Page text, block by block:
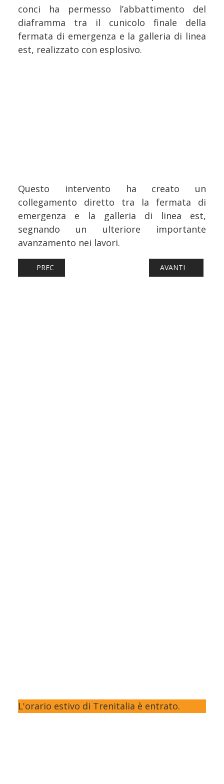
conci ha permesso l’abbattimento del
diaframma tra il cunicolo finale della
fermata di emergenza e la galleria di linea
est, realizzato con esplosivo.
Questo intervento ha creato un
collegamento diretto tra la fermata di
emergenza e la galleria di linea est,
segnando un ulteriore importante
avanzamento nei lavori.
ARTICOLO PRECEDENTE: FERROVIE: TORNANO IN
PREC ARTICOLO
AVANTI
L'orario estivo di Trenitalia è entrato.